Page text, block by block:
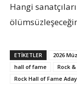
Hangi
ETİKETLER 2026
hall of fame
Rock
Rock Hall of Fame